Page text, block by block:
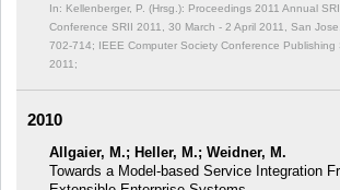
In: Kellenberger, P. (Hrsg.): Proceedings 2011 Annual
Conference SRII 2011, 30 March - 2 April 2011, San
702-714; IEEE Computer Society Conference Publishing
2011;
2010
Allgaier, M.; Heller, M.; Weidner, M.
Towards a Model-based Service Integration